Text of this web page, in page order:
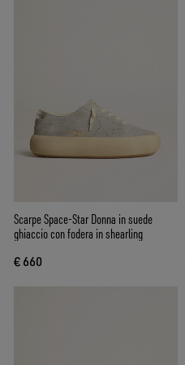
Scarpe Space-Star Donna in suede
ghiaccio con fodera in shearling
€ 660